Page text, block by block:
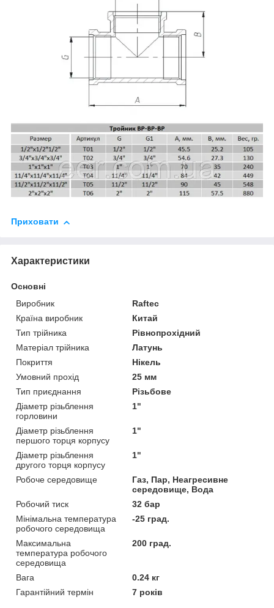
Приховати
Характеристики
Основні
Виробник
Raftec
Країна виробник
Китай
Тип трійника
Рівнопрохідний
Матеріал трійника
Латунь
Покриття
Нікель
Умовний прохід
25 мм
Тип приєднання
Різьбове
Діаметр різьблення
горловини
1"
Діаметр різьблення
першого торця корпусу
1"
Діаметр різьблення
другого торця корпусу
1"
Робоче середовище
Газ, Пар, Неагресивне
середовище, Вода
Робочий тиск
32 бар
Мінімальна температура
робочого середовища
-25 град.
Максимальна
температура робочого
середовища
200 град.
Вага
0.24 кг
Гарантійний термін
7 років